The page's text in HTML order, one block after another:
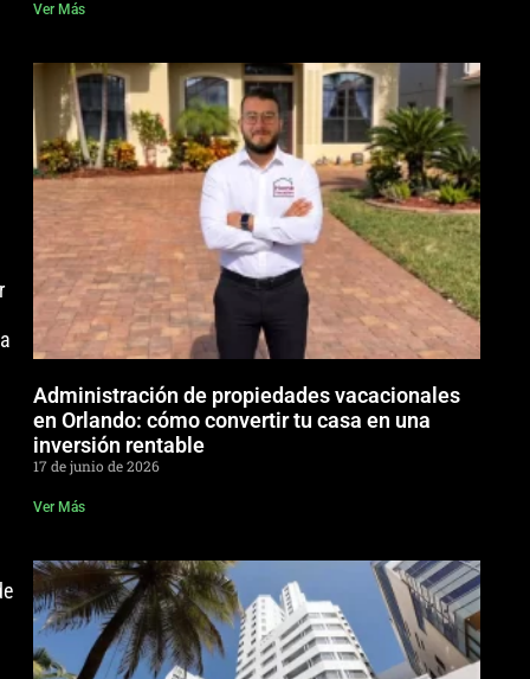
Ver Más
Administración de propiedades vacacionales
en Orlando: cómo convertir tu casa en una
inversión rentable
17 de junio de 2026
Ver Más